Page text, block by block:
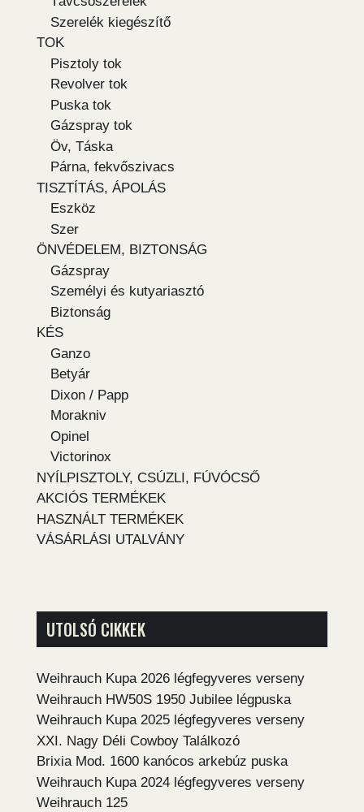
Szerelék kiegészítő
TOK
Pisztoly tok
Revolver tok
Puska tok
Gázspray tok
Öv, Táska
Párna, fekvőszivacs
TISZTÍTÁS, ÁPOLÁS
Eszköz
Szer
ÖNVÉDELEM, BIZTONSÁG
Gázspray
Személyi és kutyariasztó
Biztonság
KÉS
Ganzo
Betyár
Dixon / Papp
Morakniv
Opinel
Victorinox
NYÍLPISZTOLY, CSÚZLI, FÚVÓCSŐ
AKCIÓS TERMÉKEK
HASZNÁLT TERMÉKEK
VÁSÁRLÁSI UTALVÁNY
UTOLSÓ CIKKEK
Weihrauch Kupa 2026 légfegyveres verseny
Weihrauch HW50S 1950 Jubilee légpuska
Weihrauch Kupa 2025 légfegyveres verseny
XXI. Nagy Déli Cowboy Találkozó
Brixia Mod. 1600 kanócos arkebúz puska
Weihrauch Kupa 2024 légfegyveres verseny
Weihrauch 125